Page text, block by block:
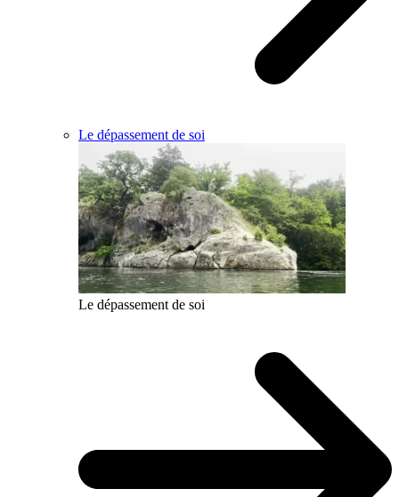
Le dépassement de soi
Le dépassement de soi